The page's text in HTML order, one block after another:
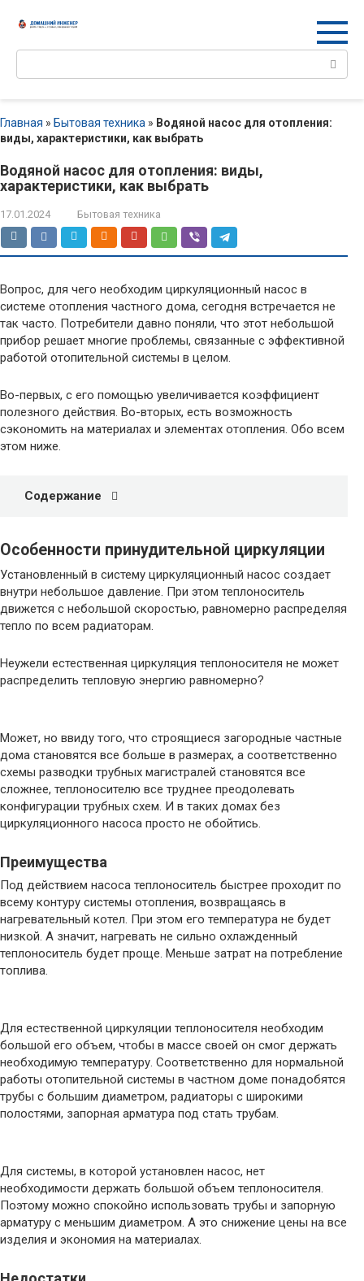
Поиск:
Главная » Бытовая техника » Водяной насос для отопления:
виды, характеристики, как выбрать
Водяной насос для отопления: виды,
характеристики, как выбрать
17.01.2024 Бытовая техника
Вопрос, для чего необходим циркуляционный насос в
системе отопления частного дома, сегодня встречается не
так часто. Потребители давно поняли, что этот небольшой
прибор решает многие проблемы, связанные с эффективной
работой отопительной системы в целом.
Во-первых, с его помощью увеличивается коэффициент
полезного действия. Во-вторых, есть возможность
сэкономить на материалах и элементах отопления. Обо всем
этом ниже.
Содержание
Особенности принудительной циркуляции
Установленный в систему циркуляционный насос создает
внутри небольшое давление. При этом теплоноситель
движется с небольшой скоростью, равномерно распределяя
тепло по всем радиаторам.
Неужели естественная циркуляция теплоносителя не может
распределить тепловую энергию равномерно?
Может, но ввиду того, что строящиеся загородные частные
дома становятся все больше в размерах, а соответственно
схемы разводки трубных магистралей становятся все
сложнее, теплоносителю все труднее преодолевать
конфигурации трубных схем. И в таких домах без
циркуляционного насоса просто не обойтись.
Преимущества
Под действием насоса теплоноситель быстрее проходит по
всему контуру системы отопления, возвращаясь в
нагревательный котел. При этом его температура не будет
низкой. А значит, нагревать не сильно охлажденный
теплоноситель будет проще. Меньше затрат на потребление
топлива.
Для естественной циркуляции теплоносителя необходим
большой его объем, чтобы в массе своей он смог держать
необходимую температуру. Соответственно для нормальной
работы отопительной системы в частном доме понадобятся
трубы с большим диаметром, радиаторы с широкими
полостями, запорная арматура под стать трубам.
Для системы, в которой установлен насос, нет
необходимости держать большой объем теплоносителя.
Поэтому можно спокойно использовать трубы и запорную
арматуру с меньшим диаметром. А это снижение цены на все
изделия и экономия на материалах.